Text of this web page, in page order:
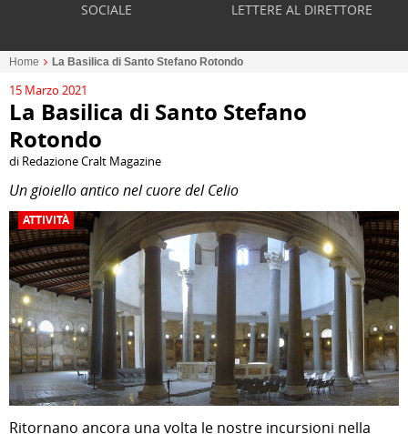
SOCIALE
LETTERE AL DIRETTORE
Home La Basilica di Santo Stefano Rotondo
15 Marzo 2021
La Basilica di Santo Stefano
Rotondo
di Redazione Cralt Magazine
Un gioiello antico nel cuore del Celio
ATTIVITÀ
Ritornano ancora una volta le nostre incursioni nella